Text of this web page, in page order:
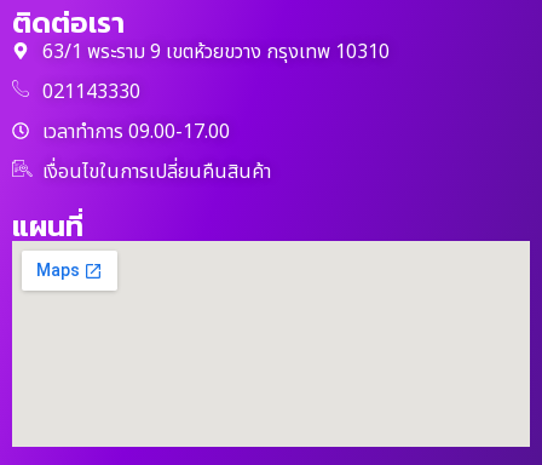
ติดต่อเรา
63/1 พระราม 9 เขตห้วยขวาง กรุงเทพ 10310
021143330
เวลาทำการ 09.00-17.00
เงื่อนไขในการเปลี่ยนคืนสินค้า
แผนที่